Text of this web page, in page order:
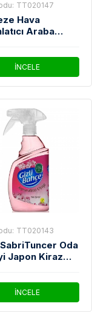
TT020147
Hava
Araba
2 Ml
İNCELE
TT020143
Oda
Japon Kiraz
İNCELE